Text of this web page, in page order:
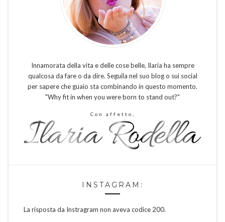
Innamorata della vita e delle cose belle, Ilaria ha sempre
qualcosa da fare o da dire. Seguila nel suo blog o sui social
per sapere che guaio sta combinando in questo momento.
"Why fit in when you were born to stand out?"
Con affetto,
INSTAGRAM:
La risposta da Instragram non aveva codice 200.